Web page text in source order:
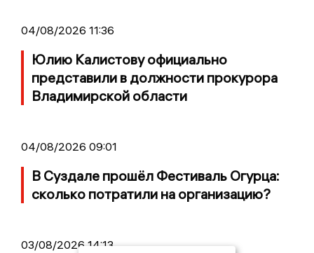
04/08/2026 11:36
Юлию Калистову официально
представили в должности прокурора
Владимирской области
04/08/2026 09:01
В Суздале прошёл Фестиваль Огурца:
сколько потратили на организацию?
03/08/2026 14:13